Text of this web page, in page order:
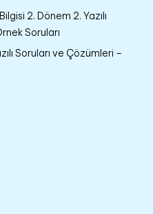
2. Dönem 2. Yazılı
Soruları
Soruları ve Çözümleri –